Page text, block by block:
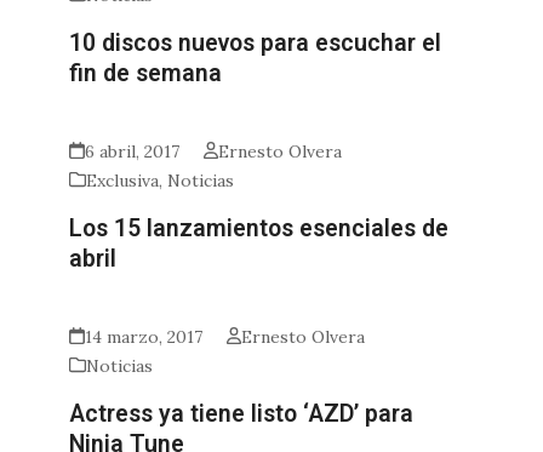
10 discos nuevos para escuchar el
fin de semana
6 abril, 2017
Ernesto Olvera
Exclusiva, Noticias
Los 15 lanzamientos esenciales de
abril
14 marzo, 2017
Ernesto Olvera
Noticias
Actress ya tiene listo ‘AZD’ para
Ninja Tune